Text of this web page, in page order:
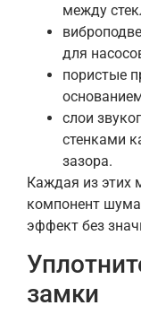
между
для
пористые
слои
стенками
зазора.
Каждая из этих
компонент
эффект без
замки